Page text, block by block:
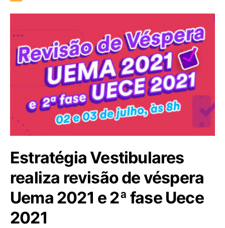
Estratégia Vestibulares
realiza revisão de véspera
Uema 2021 e 2ª fase Uece
2021